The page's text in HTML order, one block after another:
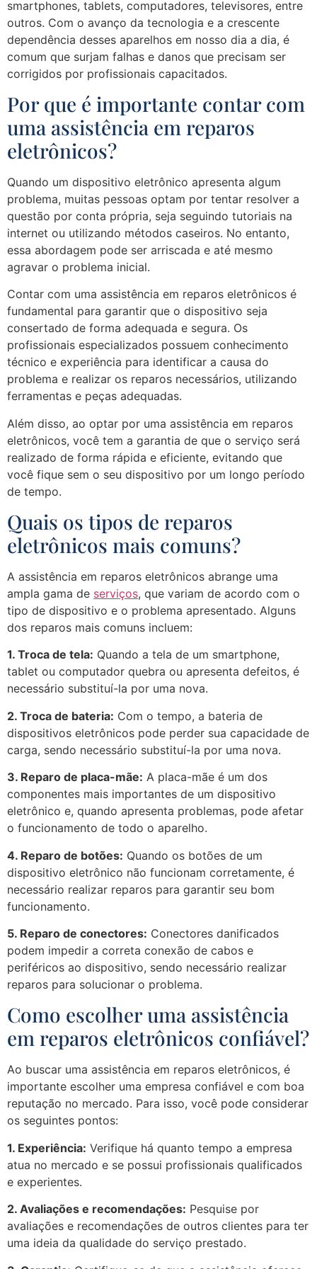
smartphones, tablets, computadores, televisores, entre
outros. Com o avanço da tecnologia e a crescente
dependência desses aparelhos em nosso dia a dia, é
comum que surjam falhas e danos que precisam ser
corrigidos por profissionais capacitados.
Por que é importante contar com
uma assistência em reparos
eletrônicos?
Quando um dispositivo eletrônico apresenta algum
problema, muitas pessoas optam por tentar resolver a
questão por conta própria, seja seguindo tutoriais na
internet ou utilizando métodos caseiros. No entanto,
essa abordagem pode ser arriscada e até mesmo
agravar o problema inicial.
Contar com uma assistência em reparos eletrônicos é
fundamental para garantir que o dispositivo seja
consertado de forma adequada e segura. Os
profissionais especializados possuem conhecimento
técnico e experiência para identificar a causa do
problema e realizar os reparos necessários, utilizando
ferramentas e peças adequadas.
Além disso, ao optar por uma assistência em reparos
eletrônicos, você tem a garantia de que o serviço será
realizado de forma rápida e eficiente, evitando que
você fique sem o seu dispositivo por um longo período
de tempo.
Quais os tipos de reparos
eletrônicos mais comuns?
A assistência em reparos eletrônicos abrange uma
ampla gama de serviços, que variam de acordo com o
tipo de dispositivo e o problema apresentado. Alguns
dos reparos mais comuns incluem:
1. Troca de tela: Quando a tela de um smartphone,
tablet ou computador quebra ou apresenta defeitos, é
necessário substituí-la por uma nova.
2. Troca de bateria: Com o tempo, a bateria de
dispositivos eletrônicos pode perder sua capacidade de
carga, sendo necessário substituí-la por uma nova.
3. Reparo de placa-mãe: A placa-mãe é um dos
componentes mais importantes de um dispositivo
eletrônico e, quando apresenta problemas, pode afetar
o funcionamento de todo o aparelho.
4. Reparo de botões: Quando os botões de um
dispositivo eletrônico não funcionam corretamente, é
necessário realizar reparos para garantir seu bom
funcionamento.
5. Reparo de conectores: Conectores danificados
podem impedir a correta conexão de cabos e
periféricos ao dispositivo, sendo necessário realizar
reparos para solucionar o problema.
Como escolher uma assistência
em reparos eletrônicos confiável?
Ao buscar uma assistência em reparos eletrônicos, é
importante escolher uma empresa confiável e com boa
reputação no mercado. Para isso, você pode considerar
os seguintes pontos:
1. Experiência: Verifique há quanto tempo a empresa
atua no mercado e se possui profissionais qualificados
e experientes.
2. Avaliações e recomendações: Pesquise por
avaliações e recomendações de outros clientes para ter
uma ideia da qualidade do serviço prestado.